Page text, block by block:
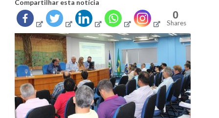
Compartilhar esta notícia
0
Shares